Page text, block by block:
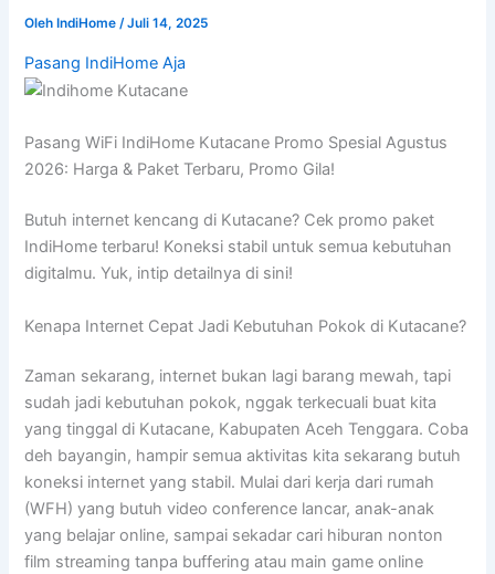
Oleh IndiHome/Juli 14, 2025
Pasang IndiHome Aja
Pasang WiFi IndiHome Kutacane Promo Spesial Agustus
2026: Harga & Paket Terbaru, Promo Gila!
Butuh internet kencang di Kutacane? Cek promo paket
IndiHome terbaru! Koneksi stabil untuk semua kebutuhan
digitalmu. Yuk, intip detailnya di sini!
Kenapa Internet Cepat Jadi Kebutuhan Pokok di Kutacane?
Zaman sekarang, internet bukan lagi barang mewah, tapi
sudah jadi kebutuhan pokok, nggak terkecuali buat kita
yang tinggal di Kutacane, Kabupaten Aceh Tenggara. Coba
deh bayangin, hampir semua aktivitas kita sekarang butuh
koneksi internet yang stabil. Mulai dari kerja dari rumah
(WFH) yang butuh video conference lancar, anak-anak
yang belajar online, sampai sekadar cari hiburan nonton
film streaming tanpa buffering atau main game online